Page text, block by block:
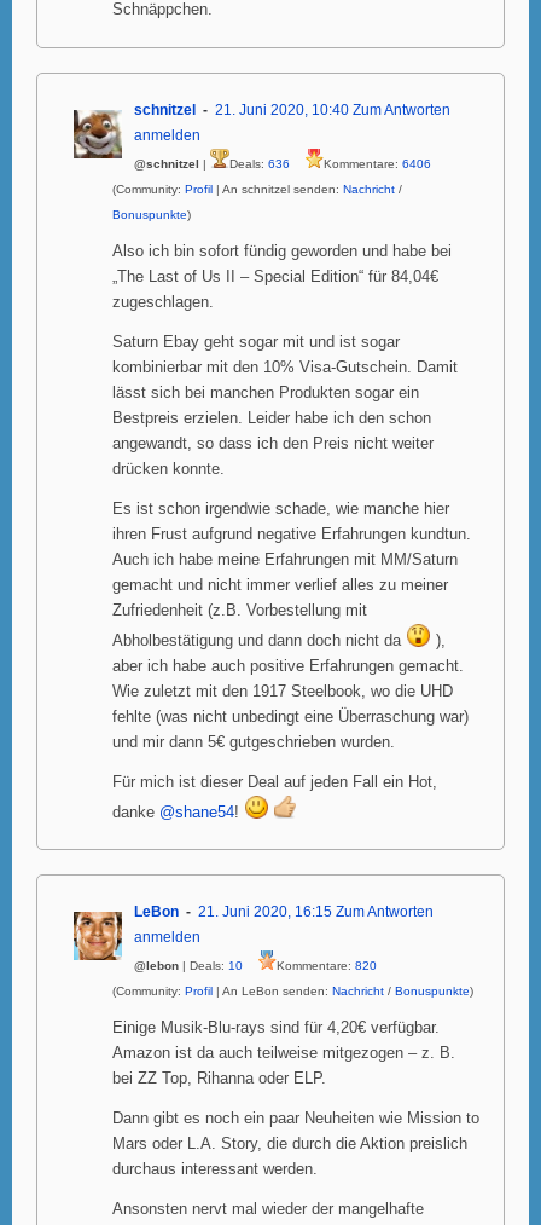
Schnäppchen.
schnitzel 21. Juni 2020, 10:40 Zum Antworten
anmelden
@schnitzel | Deals: 636 Kommentare: 6406
(Community: Profil | An schnitzel senden: Nachricht /
Bonuspunkte)
Also ich bin sofort fündig geworden und habe bei
„The Last of Us II – Special Edition“ für 84,04€
zugeschlagen.
Saturn Ebay geht sogar mit und ist sogar
kombinierbar mit den 10% Visa-Gutschein. Damit
lässt sich bei manchen Produkten sogar ein
Bestpreis erzielen. Leider habe ich den schon
angewandt, so dass ich den Preis nicht weiter
drücken konnte.
Es ist schon irgendwie schade, wie manche hier
ihren Frust aufgrund negative Erfahrungen kundtun.
Auch ich habe meine Erfahrungen mit MM/Saturn
gemacht und nicht immer verlief alles zu meiner
Zufriedenheit (z.B. Vorbestellung mit
Abholbestätigung und dann doch nicht da
),
aber ich habe auch positive Erfahrungen gemacht.
Wie zuletzt mit den 1917 Steelbook, wo die UHD
fehlte (was nicht unbedingt eine Überraschung war)
und mir dann 5€ gutgeschrieben wurden.
Für mich ist dieser Deal auf jeden Fall ein Hot,
danke @shane54!
LeBon 21. Juni 2020, 16:15 Zum Antworten
anmelden
@lebon | Deals: 10 Kommentare: 820
(Community: Profil | An LeBon senden: Nachricht / Bonuspunkte)
Einige Musik-Blu-rays sind für 4,20€ verfügbar.
Amazon ist da auch teilweise mitgezogen – z. B.
bei ZZ Top, Rihanna oder ELP.
Dann gibt es noch ein paar Neuheiten wie Mission to
Mars oder L.A. Story, die durch die Aktion preislich
durchaus interessant werden.
Ansonsten nervt mal wieder der mangelhafte